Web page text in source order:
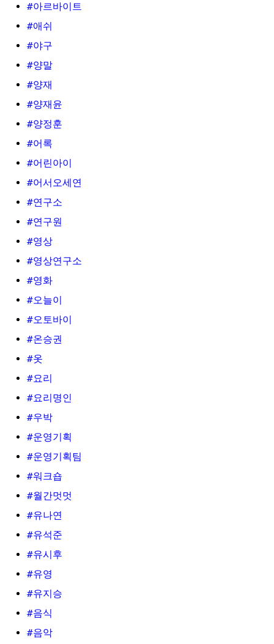
#아르바이트
#애쉬
#야구
#양말
#양재
#양재윤
#양정훈
#어록
#어린아이
#어서오세연
#연구소
#연구원
#영상
#영상연구소
#영화
#오늘이
#오토바이
#온승권
#옷
#요리
#요리명인
#우박
#운영기획
#운영기획팀
#워크숍
#월간멋멋
#유나연
#유석준
#유시후
#유영
#유지승
#음식
#음악